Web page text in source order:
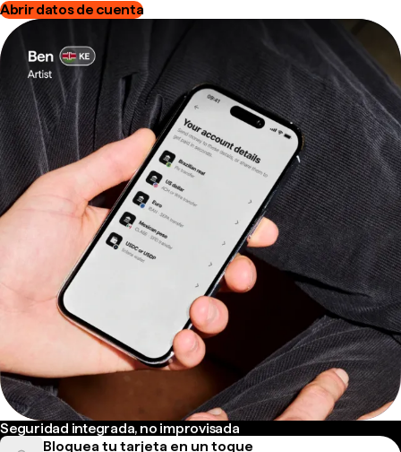
Abrir datos de cuenta
Seguridad integrada, no improvisada
Bloquea tu tarjeta en un toque